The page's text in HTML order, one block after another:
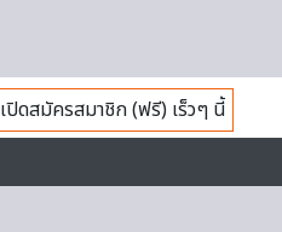
เปิดสมัครสมาชิก (ฟรี) เร็วๆ นี้